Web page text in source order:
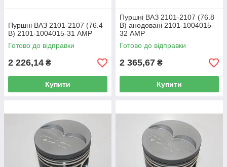
Пуршні ВАЗ 2101-2107 (76.4
В) 2101-1004015-31 AMP
Готово до відправки
2 226,14 ₴
Купити
Пуршні ВАЗ 2101-2107 (76.8
В) анодовані 2101-1004015-
32 AMP
Готово до відправки
2 365,67 ₴
Купити